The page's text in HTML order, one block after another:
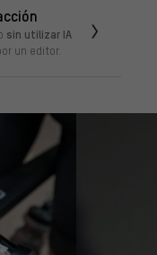
sin utilizar IA
un editor.